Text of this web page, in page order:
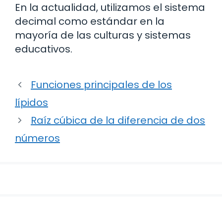
En la actualidad, utilizamos el sistema
decimal como estándar en la
mayoría de las culturas y sistemas
educativos.
Funciones principales de los
lípidos
Raíz cúbica de la diferencia de dos
números